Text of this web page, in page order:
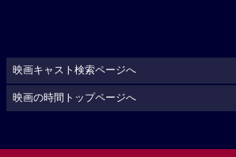
映画キャスト検索ページへ
映画の時間トップページへ